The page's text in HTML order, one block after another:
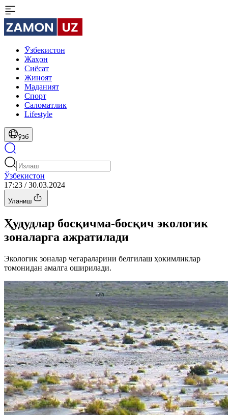
Ўзбекистон
Жаҳон
Сиёсат
Жиноят
Маданият
Спорт
Cаломатлик
Lifestyle
ўзб
Ўзбекистон
17:23 / 30.03.2024
Уланиш
Ҳудудлар босқичма-босқич экологик
зоналарга ажратилади
Экологик зоналар чегараларини белгилаш ҳокимликлар
томонидан амалга оширилади.